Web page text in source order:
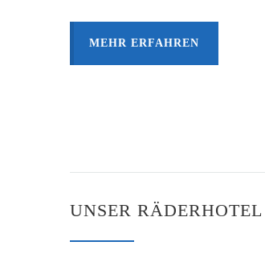
MEHR ERFAHREN
UNSER RÄDERHOTEL